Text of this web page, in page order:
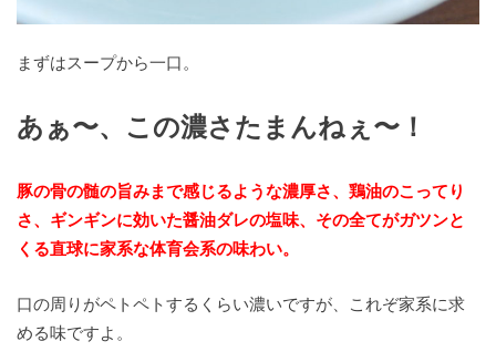
まずはスープから一口。
あぁ〜、この濃さたまんねぇ〜！
豚の骨の髄の旨みまで感じるような濃厚さ、鶏油のこってり
さ、ギンギンに効いた醤油ダレの塩味、その全てがガツンと
くる直球に家系な体育会系の味わい。
口の周りがペトペトするくらい濃いですが、これぞ家系に求
める味ですよ。